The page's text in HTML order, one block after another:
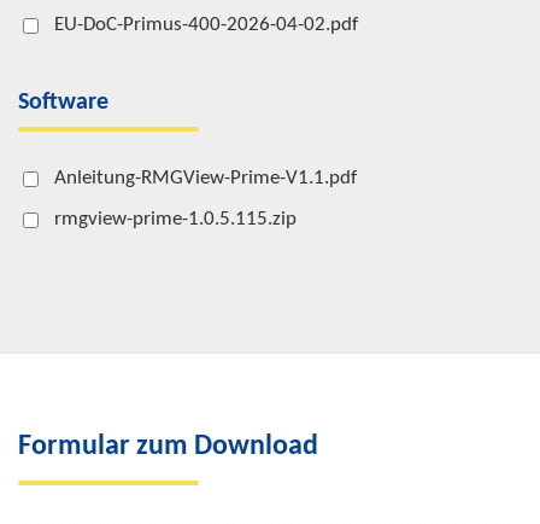
EU-DoC-Primus-400-2026-04-02.pdf
Software
Anleitung-RMGView-Prime-V1.1.pdf
rmgview-prime-1.0.5.115.zip
Formular zum Download